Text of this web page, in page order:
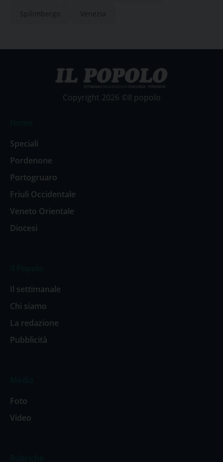
Spilimbergo Venezia
Copyright 2026 ©Il popolo
Speciali
Pordenone
Portogruaro
Friuli Occidentale
Veneto Orientale
Diocesi
Il settimanale
Chi siamo
La redazione
Pubblicità
Foto
Video